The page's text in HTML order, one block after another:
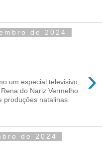
de 2024
›
um especial televisivo,
do Nariz Vermelho
produções natalinas
de 2024